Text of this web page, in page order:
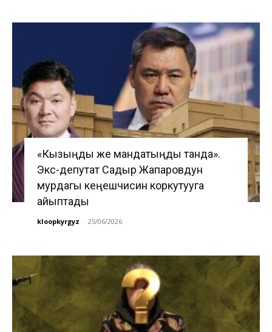
«Кызыңды же мандатыңды танда».
Экс-депутат Садыр Жапаровдун
мурдагы кеңешчисин коркутууга
айыптады
kloopkyrgyz - 25/06/2026